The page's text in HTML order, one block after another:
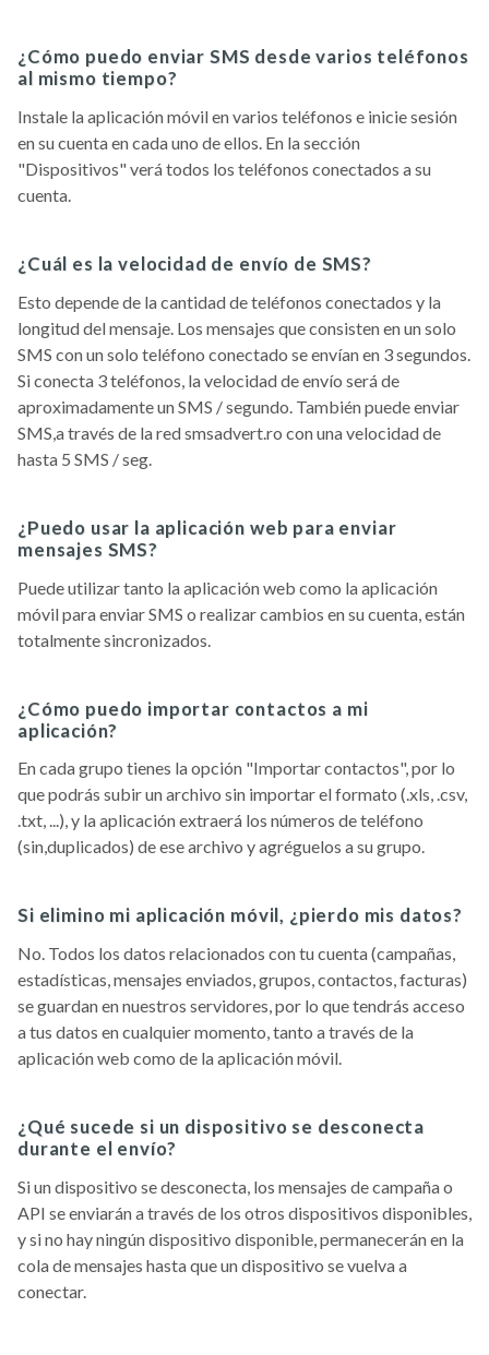
¿Cómo puedo enviar SMS desde varios teléfonos
al mismo tiempo?
Instale la aplicación móvil en varios teléfonos e inicie sesión
en su cuenta en cada uno de ellos. En la sección
"Dispositivos" verá todos los teléfonos conectados a su
cuenta.
¿Cuál es la velocidad de envío de SMS?
Esto depende de la cantidad de teléfonos conectados y la
longitud del mensaje. Los mensajes que consisten en un solo
SMS con un solo teléfono conectado se envían en 3 segundos.
Si conecta 3 teléfonos, la velocidad de envío será de
aproximadamente un SMS / segundo. También puede enviar
SMS,a través de la red smsadvert.ro con una velocidad de
hasta 5 SMS / seg.
¿Puedo usar la aplicación web para enviar
mensajes SMS?
Puede utilizar tanto la aplicación web como la aplicación
móvil para enviar SMS o realizar cambios en su cuenta, están
totalmente sincronizados.
¿Cómo puedo importar contactos a mi
aplicación?
En cada grupo tienes la opción "Importar contactos", por lo
que podrás subir un archivo sin importar el formato (.xls, .csv,
.txt, ...), y la aplicación extraerá los números de teléfono
(sin,duplicados) de ese archivo y agréguelos a su grupo.
Si elimino mi aplicación móvil, ¿pierdo mis datos?
No. Todos los datos relacionados con tu cuenta (campañas,
estadísticas, mensajes enviados, grupos, contactos, facturas)
se guardan en nuestros servidores, por lo que tendrás acceso
a tus datos en cualquier momento, tanto a través de la
aplicación web como de la aplicación móvil.
¿Qué sucede si un dispositivo se desconecta
durante el envío?
Si un dispositivo se desconecta, los mensajes de campaña o
API se enviarán a través de los otros dispositivos disponibles,
y si no hay ningún dispositivo disponible, permanecerán en la
cola de mensajes hasta que un dispositivo se vuelva a
conectar.